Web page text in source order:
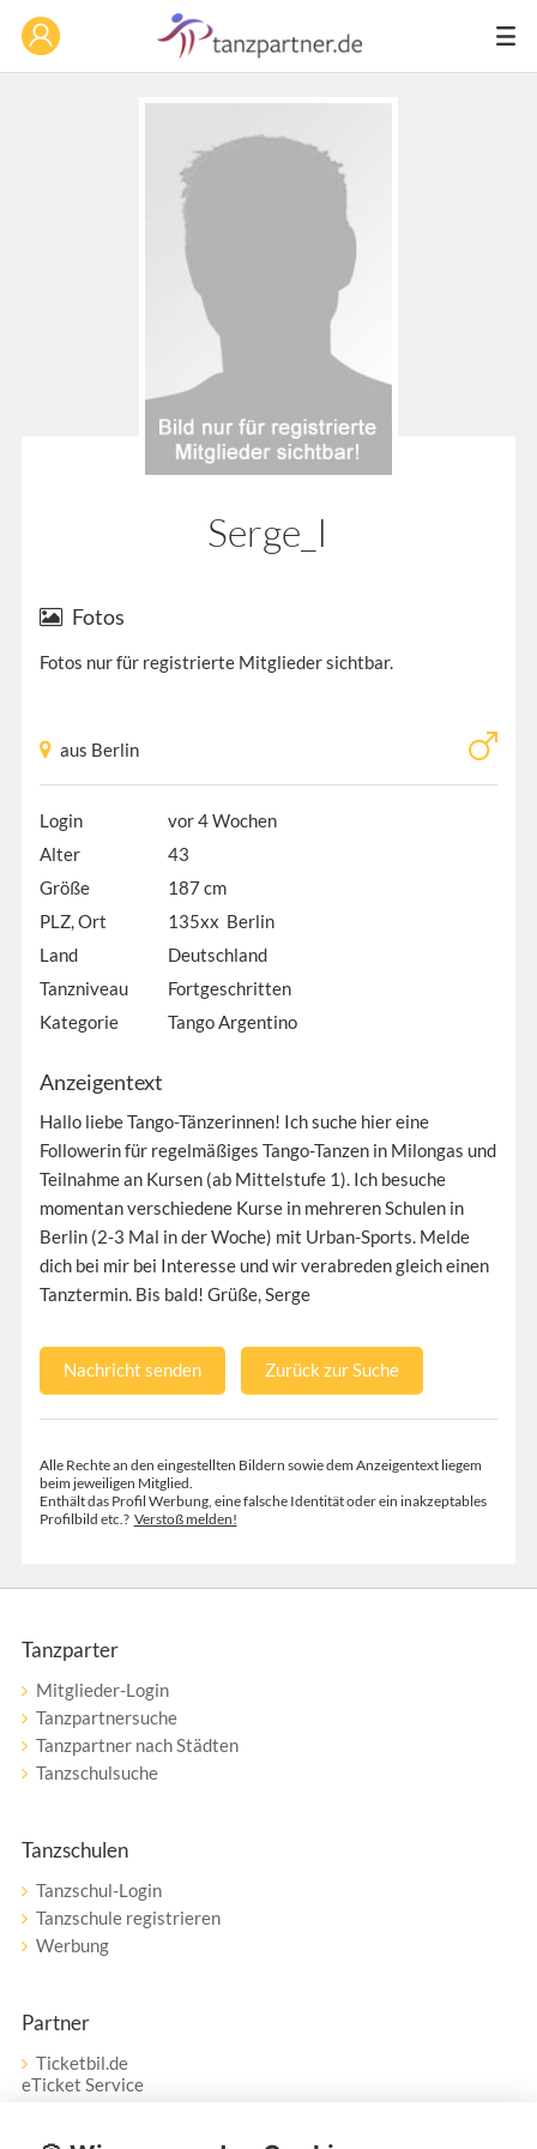
Serge_I
Fotos
Fotos nur für registrierte Mitglieder sichtbar.
aus Berlin
Login
vor 4 Wochen
Alter
43
Größe
187 cm
PLZ, Ort
135xx Berlin
Land
Deutschland
Tanzniveau
Fortgeschritten
Kategorie
Tango Argentino
Anzeigentext
Hallo liebe Tango-Tänzerinnen! Ich suche hier eine
Followerin für regelmäßiges Tango-Tanzen in Milongas und
Teilnahme an Kursen (ab Mittelstufe 1). Ich besuche
momentan verschiedene Kurse in mehreren Schulen in
Berlin (2-3 Mal in der Woche) mit Urban-Sports. Melde
dich bei mir bei Interesse und wir verabreden gleich einen
Tanztermin. Bis bald! Grüße, Serge
Nachricht senden Zurück zur Suche
Alle Rechte an den eingestellten Bildern sowie dem Anzeigentext liegem
beim jeweiligen Mitglied.
Enthält das Profil Werbung, eine falsche Identität oder ein inakzeptables
Profilbild etc.? Verstoß melden!
Tanzparter
Mitglieder-Login
Tanzpartnersuche
Tanzpartner nach Städten
Tanzschulsuche
Tanzschulen
Tanzschul-Login
Tanzschule registrieren
Werbung
Partner
Ticketbil.de
eTicket Service
Vertrag widerrufen